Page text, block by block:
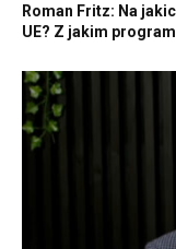
Roman Fritz: Na
UE? Z jakim